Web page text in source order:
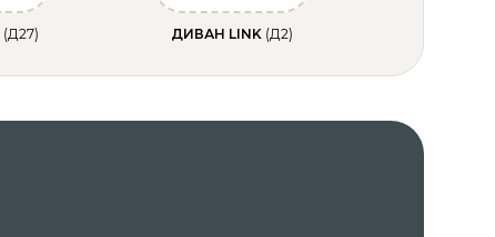
(Д27) ДИВАН LINK (Д2)